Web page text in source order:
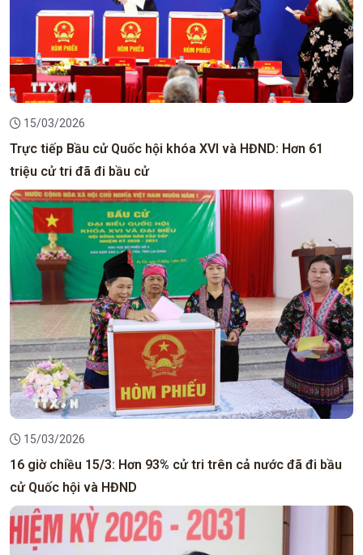
15/03/2026
Trực tiếp Bầu cử Quốc hội khóa XVI và HĐND: Hơn 61
triệu cử tri đã đi bầu cử
15/03/2026
16 giờ chiều 15/3: Hơn 93% cử tri trên cả nước đã đi bầu
cử Quốc hội và HĐND